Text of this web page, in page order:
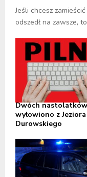
Jeśli chcesz
odszedł na zawsze,
Dwóch nastolatków
wyłowiono z Jeziora
Durowskiego